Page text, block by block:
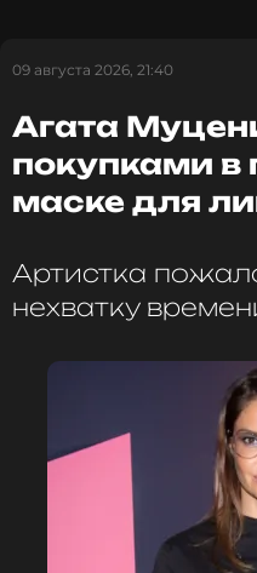
В новом сезоне
которого по-прежнему
его подопечному
очередные
09 августа 2026, 21:40
Агата
покупками в
маске для
Артистка
нехватку